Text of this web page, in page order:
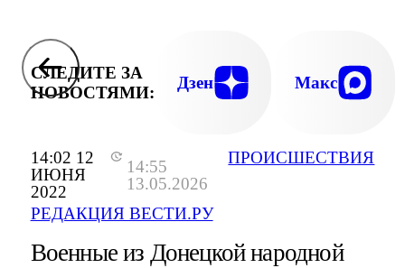
14:02 12
ИЮНЯ
2022
14:55
13.05.2026
РЕДАКЦИЯ ВЕСТИ.РУ
ПРОИСШЕСТВИЯ
СЛЕДИТЕ ЗА
НОВОСТЯМИ:
Дзен Макс
Военные из Донецкой народной